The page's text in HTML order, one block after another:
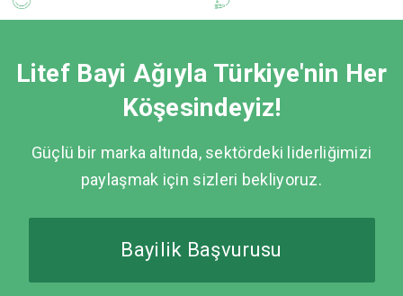
Litef Bayi Ağıyla Türkiye'nin Her
Köşesindeyiz!
Güçlü bir marka altında, sektördeki liderliğimizi
paylaşmak için sizleri bekliyoruz.
Bayilik Başvurusu